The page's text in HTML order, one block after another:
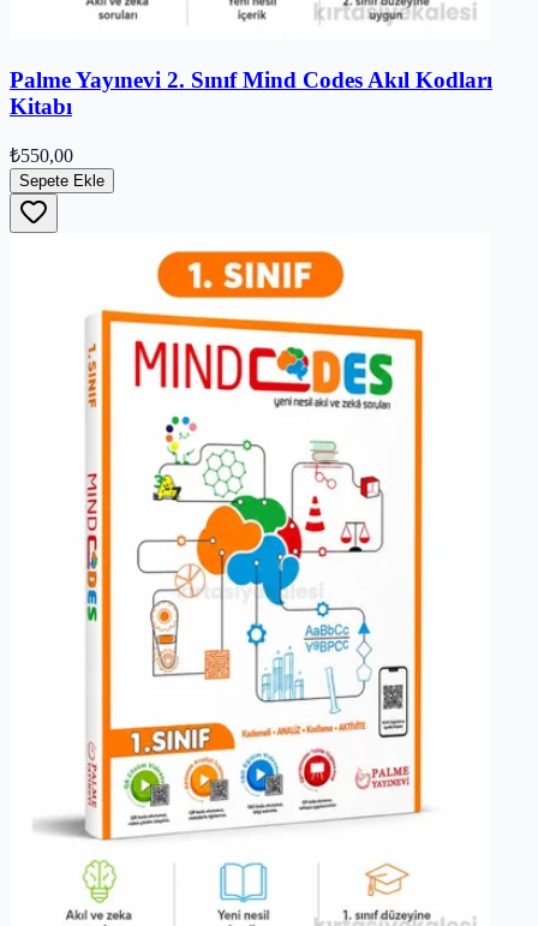
Palme Yayınevi 2. Sınıf Mind Codes Akıl Kodları
Kitabı
₺550,00
Sepete Ekle